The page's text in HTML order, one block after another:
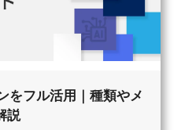
をフル活用｜種類やメ
説